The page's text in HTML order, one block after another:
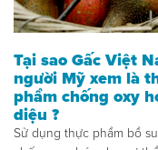
Tại sao Gấc Việt
người Mỹ xem là
phẩm chống oxy
diệu ?
Sử dụng thực phẩm bổ